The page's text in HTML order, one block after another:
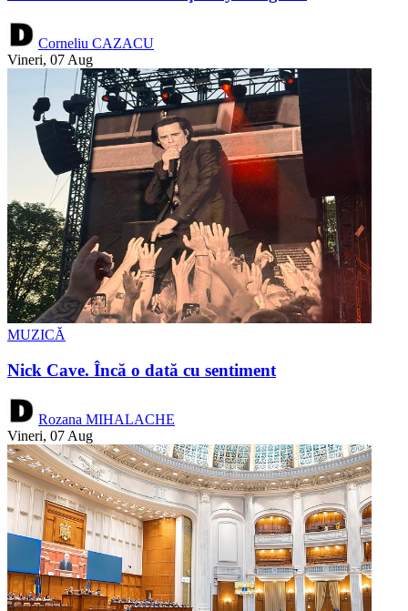
Corneliu CAZACU
Vineri, 07 Aug
MUZICĂ
Nick Cave. Încă o dată cu sentiment
Rozana MIHALACHE
Vineri, 07 Aug